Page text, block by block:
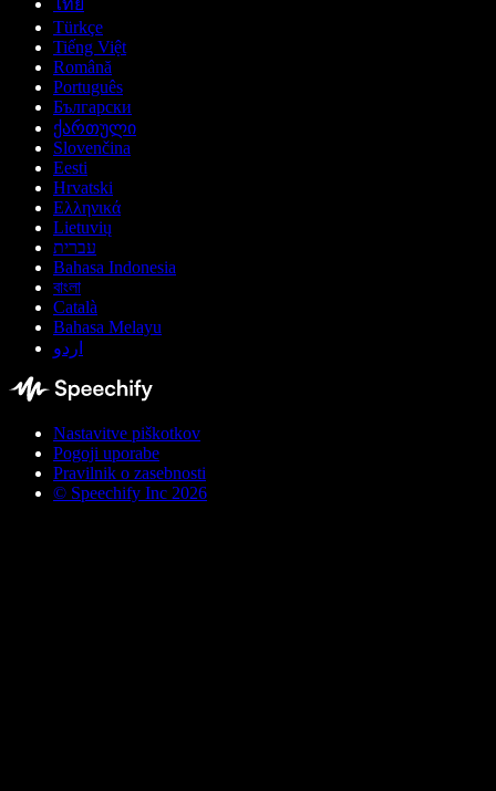
ไทย
Türkçe
Tiếng Việt
Română
Português
Български
ქართული
Slovenčina
Eesti
Hrvatski
Ελληνικά
Lietuvių
עברית
Bahasa Indonesia
বাংলা
Català
Bahasa Melayu
اردو
Nastavitve piškotkov
Pogoji uporabe
Pravilnik o zasebnosti
© Speechify Inc 2026